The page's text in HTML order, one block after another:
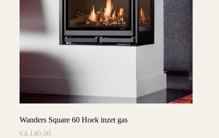
Wanders Square 60 Hoek inzet gas
€4.140,00